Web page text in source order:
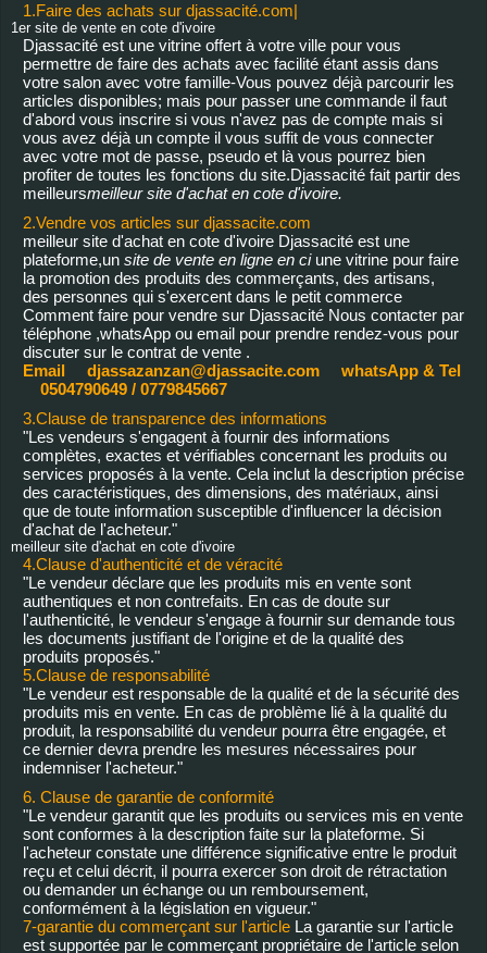
1.Faire des achats sur djassacité.com|
1er site de vente en cote d'ivoire
Djassacité est une vitrine offert à votre ville pour vous
permettre de faire des achats avec facilité étant assis dans
votre salon avec votre famille-Vous pouvez déjà parcourir les
articles disponibles; mais pour passer une commande il faut
d'abord vous inscrire si vous n'avez pas de compte mais si
vous avez déjà un compte il vous suffit de vous connecter
avec votre mot de passe, pseudo et là vous pourrez bien
profiter de toutes les fonctions du site.Djassacité fait partir des
meilleursmeilleur site d'achat en cote d'ivoire.
2.Vendre vos articles sur djassacite.com
meilleur site d'achat en cote d'ivoire Djassacité est une
plateforme,un site de vente en ligne en ciune vitrine pour faire
la promotion des produits des commerçants, des artisans,
des personnes qui s'exercent dans le petit commerce
Comment faire pour vendre sur Djassacité Nous contacter par
téléphone ,whatsApp ou email pour prendre rendez-vous pour
discuter sur le contrat de vente .
Email djassazanzan@djassacite.com whatsApp & Tel
0504790649 / 0779845667
3.Clause de transparence des informations
"Les vendeurs s'engagent à fournir des informations
complètes, exactes et vérifiables concernant les produits ou
services proposés à la vente. Cela inclut la description précise
des caractéristiques, des dimensions, des matériaux, ainsi
que de toute information susceptible d'influencer la décision
d'achat de l'acheteur."
meilleur site d'achat en cote d'ivoire
4.Clause d'authenticité et de véracité
"Le vendeur déclare que les produits mis en vente sont
authentiques et non contrefaits. En cas de doute sur
l'authenticité, le vendeur s'engage à fournir sur demande tous
les documents justifiant de l'origine et de la qualité des
produits proposés."
5.Clause de responsabilité
"Le vendeur est responsable de la qualité et de la sécurité des
produits mis en vente. En cas de problème lié à la qualité du
produit, la responsabilité du vendeur pourra être engagée, et
ce dernier devra prendre les mesures nécessaires pour
indemniser l'acheteur."
6. Clause de garantie de conformité
"Le vendeur garantit que les produits ou services mis en vente
sont conformes à la description faite sur la plateforme. Si
l'acheteur constate une différence significative entre le produit
reçu et celui décrit, il pourra exercer son droit de rétractation
ou demander un échange ou un remboursement,
conformément à la législation en vigueur."
7-garantie du commerçant sur l'article La garantie sur l'article
est supportée par le commerçant propriétaire de l'article selon